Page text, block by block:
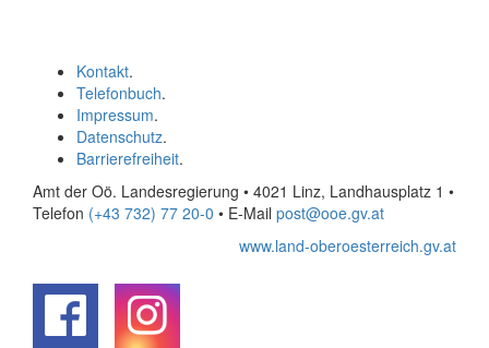
Kontakt.
Telefonbuch.
Impressum.
Datenschutz.
Barrierefreiheit.
Amt der Oö. Landesregierung • 4021 Linz, Landhausplatz 1 •
Telefon (+43 732) 77 20-0 • E-Mail post@ooe.gv.at
www.land-oberoesterreich.gv.at